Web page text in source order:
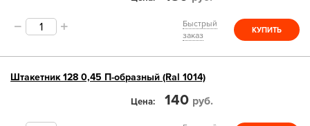
Быстрый
заказ
КУПИТЬ
Штакетник 128 0,45 П-образный (Ral 1014)
Цена 140 руб.